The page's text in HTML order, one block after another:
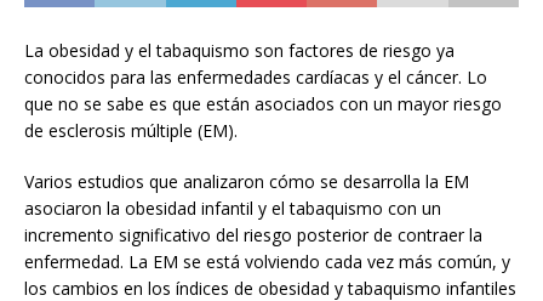
La obesidad y el tabaquismo son factores de riesgo ya
conocidos para las enfermedades cardíacas y el cáncer. Lo
que no se sabe es que están asociados con un mayor riesgo
de esclerosis múltiple (EM).
Varios estudios que analizaron cómo se desarrolla la EM
asociaron la obesidad infantil y el tabaquismo con un
incremento significativo del riesgo posterior de contraer la
enfermedad. La EM se está volviendo cada vez más común, y
los cambios en los índices de obesidad y tabaquismo infantiles